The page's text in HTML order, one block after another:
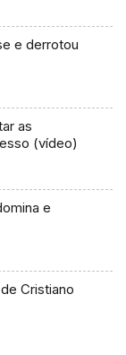
e derrotou
as
(vídeo)
e
Cristiano